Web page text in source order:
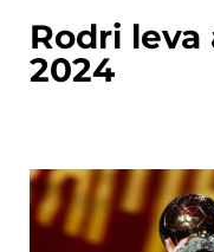
Rodri leva
2024